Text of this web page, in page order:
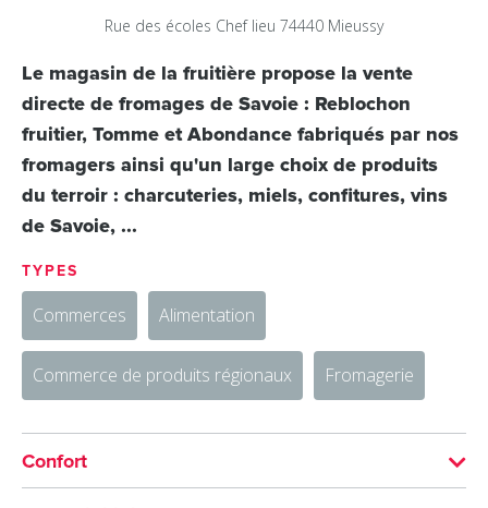
Rue des écoles Chef lieu 74440 Mieussy
Le magasin de la fruitière propose la vente
directe de fromages de Savoie : Reblochon
fruitier, Tomme et Abondance fabriqués par nos
fromagers ainsi qu'un large choix de produits
du terroir : charcuteries, miels, confitures, vins
de Savoie, ...
TYPES
Commerces Alimentation
Commerce de produits régionaux Fromagerie
Confort